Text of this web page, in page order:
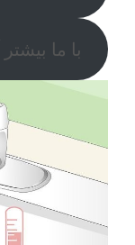
با ما